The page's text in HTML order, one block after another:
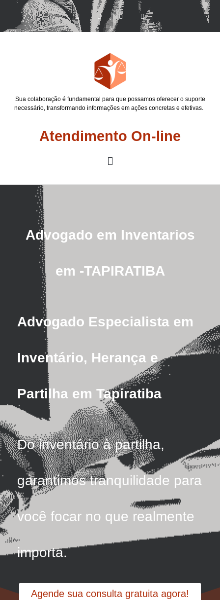
Sua colaboração é fundamental para que possamos oferecer o suporte
necessário, transformando informações em ações concretas e efetivas.
Atendimento On-line
Advogado em Inventarios
em -TAPIRATIBA
Advogado Especialista em
Inventário, Herança e
Partilha em Tapiratiba
Do inventário à partilha,
garantimos tranquilidade para
você focar no que realmente
importa.
Agende sua consulta gratuita agora!